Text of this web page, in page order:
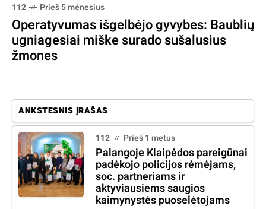
112 Prieš 5 mėnesius
Operatyvumas išgelbėjo gyvybes: Baublių
ugniagesiai miške surado sušalusius
žmones
ANKSTESNIS ĮRAŠAS
112 Prieš 1 metus
Palangoje Klaipėdos pareigūnai
padėkojo policijos rėmėjams,
soc. partneriams ir
aktyviausiems saugios
kaimynystės puoselėtojams